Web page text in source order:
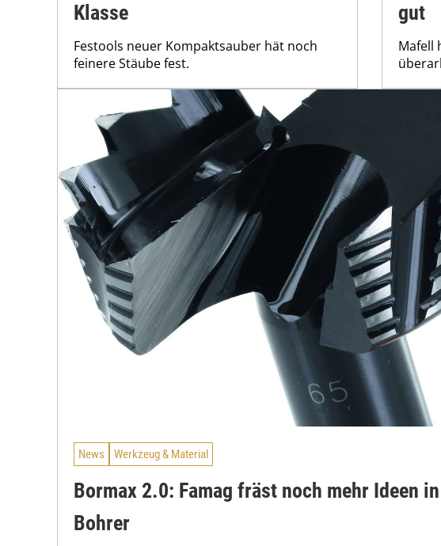
Klasse
Festools neuer Kompaktsauber hät noch
feinere Stäube fest.
gut
Mafell
News Werkzeug & Material
Bormax 2.0: Famag fräst noch mehr Ideen
Bohrer